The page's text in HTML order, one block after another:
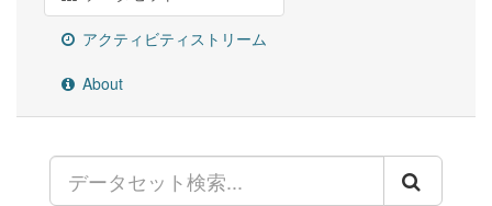
アクティビティストリーム
About